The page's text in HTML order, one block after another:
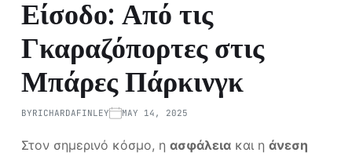
Είσοδο: Από τις
Γκαραζόπορτες στις
Μπάρες Πάρκινγκ
BYRICHARDAFINLEY MAY 14, 2025
Στον σημερινό κόσμο, η ασφάλεια και η άνεση